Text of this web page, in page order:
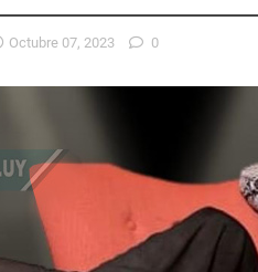
Octubre 07, 2023 0